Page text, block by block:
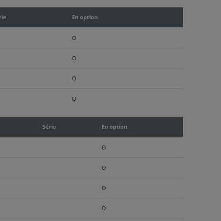
En option
O
O
O
O
Série En option
O
O
O
O